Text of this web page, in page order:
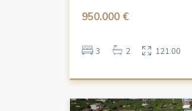
950.000 €
3 2 121.00